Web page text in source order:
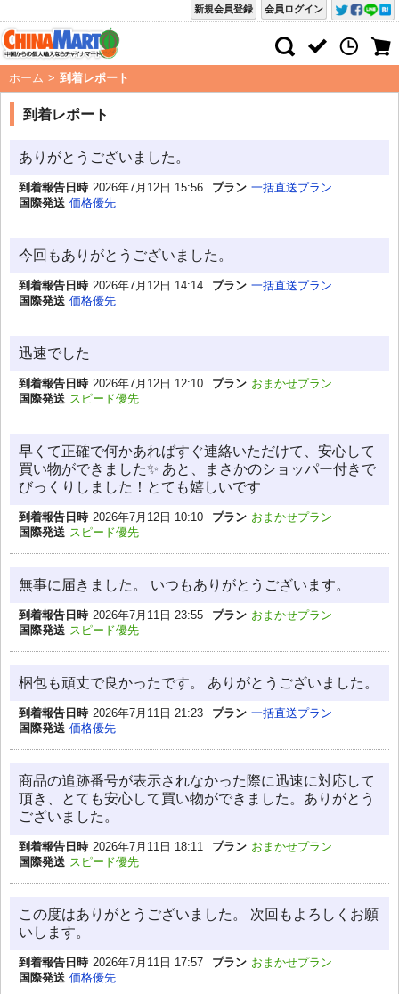
会員ログイン
新規会員登録
ホーム > 到着レポート
到着レポート
ありがとうございました。
到着報告日時 2026年7月12日 15:56 プラン 一括直送プラン
国際発送 価格優先
今回もありがとうございました。
到着報告日時 2026年7月12日 14:14 プラン 一括直送プラン
国際発送 価格優先
迅速でした
到着報告日時 2026年7月12日 12:10 プラン おまかせプラン
国際発送 スピード優先
早くて正確で何かあればすぐ連絡いただけて、安心して
買い物ができました✨ あと、まさかのショッパー付きで
びっくりしました！とても嬉しいです
到着報告日時 2026年7月12日 10:10 プラン おまかせプラン
国際発送 スピード優先
無事に届きました。 いつもありがとうございます。
到着報告日時 2026年7月11日 23:55 プラン おまかせプラン
国際発送 スピード優先
梱包も頑丈で良かったです。 ありがとうございました。
到着報告日時 2026年7月11日 21:23 プラン 一括直送プラン
国際発送 価格優先
商品の追跡番号が表示されなかった際に迅速に対応して
頂き、とても安心して買い物ができました。ありがとう
ございました。
到着報告日時 2026年7月11日 18:11 プラン おまかせプラン
国際発送 スピード優先
この度はありがとうございました。 次回もよろしくお願
いします。
到着報告日時 2026年7月11日 17:57 プラン おまかせプラン
国際発送 価格優先